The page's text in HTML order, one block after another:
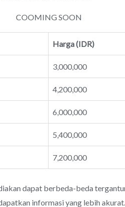
COOMING SOON
Harga (IDR)
3,000,000
4,200,000
6,000,000
5,400,000
7,200,000
dapat berbeda-beda
informasi yang lebih akurat.